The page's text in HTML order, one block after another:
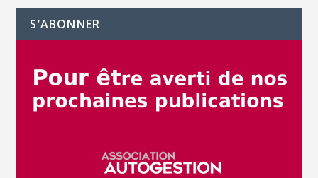
S’ABONNER